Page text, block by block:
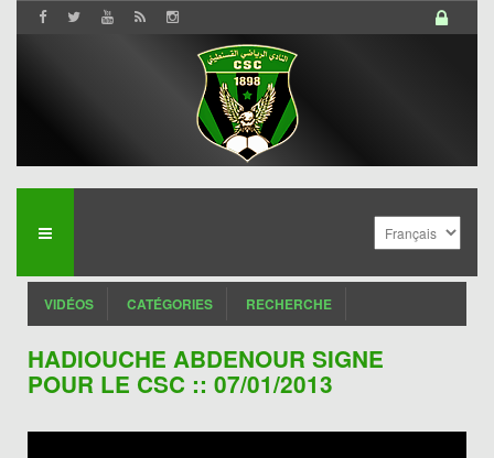
VIDÉOS CATÉGORIES RECHERCHE
HADIOUCHE ABDENOUR SIGNE
POUR LE CSC :: 07/01/2013